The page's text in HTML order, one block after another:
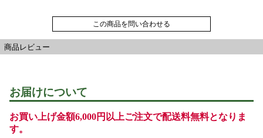
この商品を問い合わせる
商品レビュー